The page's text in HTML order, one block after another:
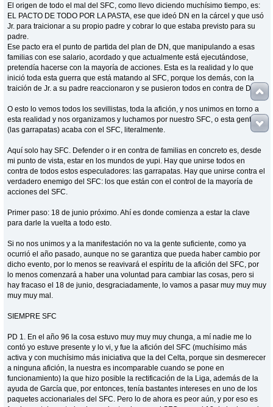
El origen de todo el mal del SFC, como llevo diciendo muchísimo tiempo, es:
EL PACTO DE TODO POR LA PASTA, ese que ideó DN en la cárcel y que usó
Jr. para traicionar a su propio padre y cobrar lo que estaba previsto para su
padre.
Ese pacto era el punto de partida del plan de DN, que manipulando a esas
familias con ese salario, acordado y que actualmente está ejecutándose,
pretendía hacerse con la mayoría de acciones. Esta es la realidad y lo que
inició toda esta guerra que está matando al SFC, porque los demás, con la
traición de Jr. a su padre reaccionaron y se pusieron todos en contra de DN.
O esto lo vemos todos los sevillistas, toda la afición, y nos unimos en torno a
esta realidad y nos organizamos y luchamos por nuestro SFC, o esta gente
(las garrapatas) acaba con el SFC, literalmente.
Aquí solo hay SFC. Defender o ir en contra de familias en concreto es, desde
mi punto de vista, estar en los mundos de yupi. Hay que unirse todos en
contra de todos estos especuladores: las garrapatas. Hay que unirse contra el
verdadero enemigo del SFC: los que están con el control de la mayoría de
acciones del SFC.
Primer paso: 18 de junio próximo. Ahí es donde comienza a estar la clave
para darle la vuelta a todo esto.
Si no nos unimos y a la manifestación no va la gente suficiente, como ya
ocurrió el año pasado, aunque no se garantiza que pueda haber cambio por
dicho evento, por lo menos se reavivará el espíritu de la afición del SFC, por
lo menos comenzará a haber una voluntad para cambiar las cosas, pero si
hay fracaso el 18 de junio, desgraciadamente, lo vamos a pasar muy muy muy
muy muy mal.
SIEMPRE SFC
PD 1. En el año 96 la cosa estuvo muy muy muy chunga, a mí nadie me lo
contó yo estuve presente y lo vi, y fue la afición del SFC (muchísimo más
activa y con muchísimo más iniciativa que la del Celta, porque sin desmerecer
a ninguna afición, la nuestra es incomparable cuando se pone en
funcionamiento) la que hizo posible la rectificación de la Liga, además de la
ayuda de García que, por entonces, tenía bastantes intereses en uno de los
paquetes accionariales del SFC. Pero lo de ahora es peor aún, y por eso es